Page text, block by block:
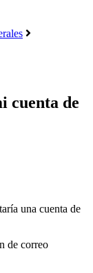
cuenta de
una cuenta de
de correo